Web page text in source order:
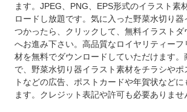
ます。JPEG、PNG、EPS形式のイラスト素
ロードし放題です。気に入った野菜水切り器
つかったら、クリックして、無料イラストダ
へお進み下さい。高品質なロイヤリティーフ
材を無料でダウンロードしていただけます。
で、野菜水切り器イラスト素材をチラシやポ
トなどの広告、ポストカードや年賀状など
ます。クレジット表記や許可も必要ありませ